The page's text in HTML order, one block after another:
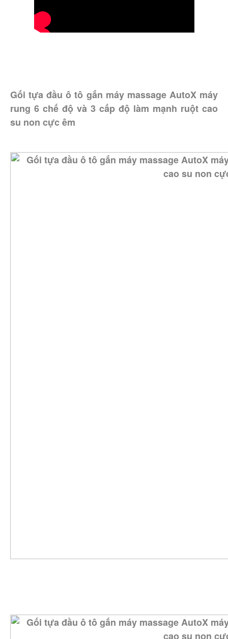
Gối tựa đầu ô tô gắn máy massage AutoX máy
rung 6 chế độ và 3 cấp độ làm mạnh ruột cao
su non cực êm